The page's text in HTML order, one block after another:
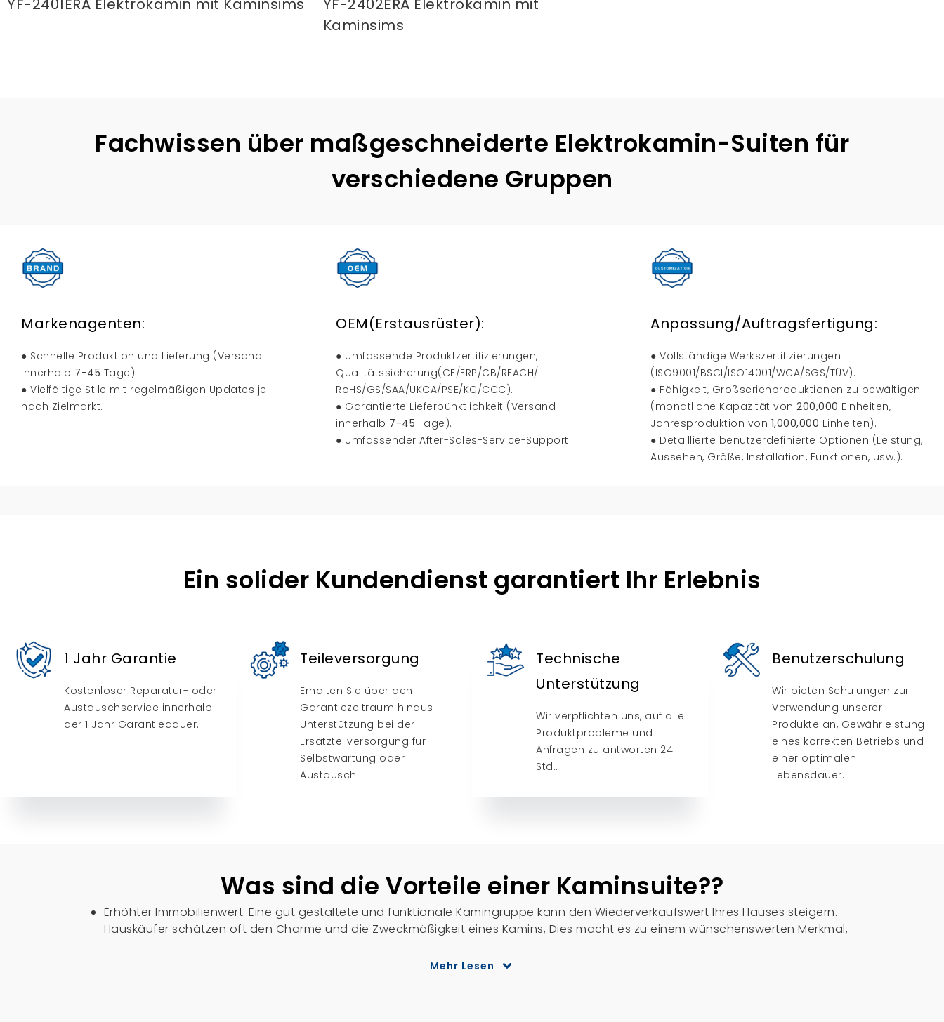
YF-2401ERA Elektrokamin mit Kaminsims
YF-2402ERA Elektrokamin mit
Kaminsims
Fachwissen über maßgeschneiderte Elektrokamin-Suiten für
verschiedene Gruppen
Markenagenten:
● Schnelle Produktion und Lieferung (Versand
innerhalb 7-45 Tage).
● Vielfältige Stile mit regelmäßigen Updates je
nach Zielmarkt.
OEM(Erstausrüster):
● Umfassende Produktzertifizierungen,
Qualitätssicherung(CE/ERP/CB/REACH/
RoHS/GS/SAA/UKCA/PSE/KC/CCC).
● Garantierte Lieferpünktlichkeit (Versand
innerhalb 7-45 Tage).
● Umfassender After-Sales-Service-Support.
Anpassung/Auftragsfertigung:
● Vollständige Werkszertifizierungen
(ISO9001/BSCI/ISO14001/WCA/SGS/TÜV).
● Fähigkeit, Großserienproduktionen zu bewältigen
(monatliche Kapazität von 200,000 Einheiten,
Jahresproduktion von 1,000,000 Einheiten).
● Detaillierte benutzerdefinierte Optionen (Leistung,
Aussehen, Größe, Installation, Funktionen, usw.).
Ein solider Kundendienst garantiert Ihr Erlebnis
1 Jahr Garantie
Kostenloser Reparatur- oder
Austauschservice innerhalb
der 1 Jahr Garantiedauer.
Teileversorgung
Erhalten Sie über den
Garantiezeitraum hinaus
Unterstützung bei der
Ersatzteilversorgung für
Selbstwartung oder
Austausch.
Technische
Unterstützung
Wir verpflichten uns, auf alle
Produktprobleme und
Anfragen zu antworten 24
Std..
Benutzerschulung
Wir bieten Schulungen zur
Verwendung unserer
Produkte an, Gewährleistung
eines korrekten Betriebs und
einer optimalen
Lebensdauer.
Was sind die Vorteile einer Kaminsuite??
Erhöhter Immobilienwert: Eine gut gestaltete und funktionale Kamingruppe kann den Wiederverkaufswert Ihres Hauses steigern.
Hauskäufer schätzen oft den Charme und die Zweckmäßigkeit eines Kamins, Dies macht es zu einem wünschenswerten Merkmal,
Anpassungsoptionen: Kaminsuiten bieten eine Reihe von Individualisierungsmöglichkeiten, So können Hausbesitzer das Design und
Mehr Lesen